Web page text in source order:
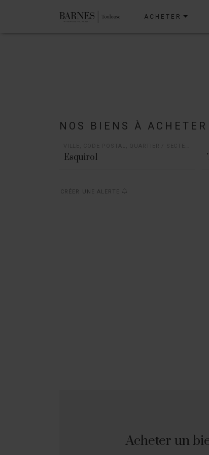
ACHETER
NOS BIENS À ACHETER
CRÉER UNE ALERTE
Acheter un